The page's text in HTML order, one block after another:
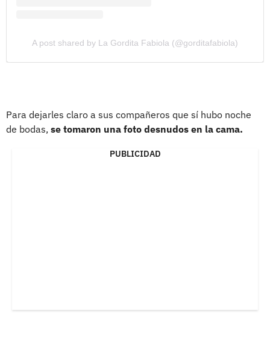
A post shared by La Gordita Fabiola (@gorditafabiola)
Para dejarles claro a sus compañeros que sí hubo noche
de bodas, se tomaron una foto desnudos en la cama.
PUBLICIDAD